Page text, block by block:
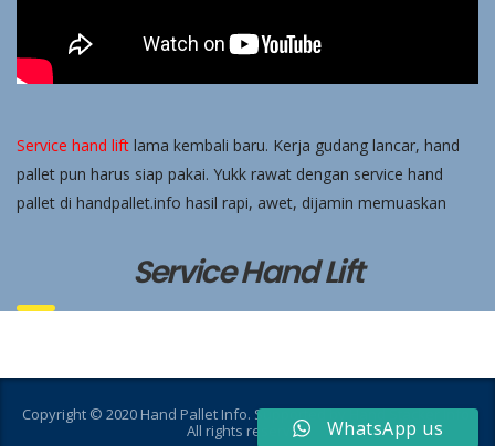
Service hand lift lama kembali baru. Kerja gudang lancar, hand
pallet pun harus siap pakai. Yukk rawat dengan service hand
pallet di handpallet.info hasil rapi, awet, dijamin memuaskan
Service Hand Lift
Copyright © 2020 Hand Pallet Info. Supported byHand Stacker Info.
All rights reserved
WhatsApp us